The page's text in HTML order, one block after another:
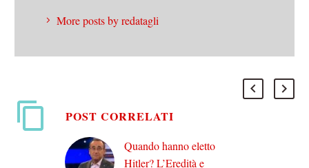
More posts by redatagli
POST CORRELATI
Quando hanno eletto
Hitler? L’Eredità e